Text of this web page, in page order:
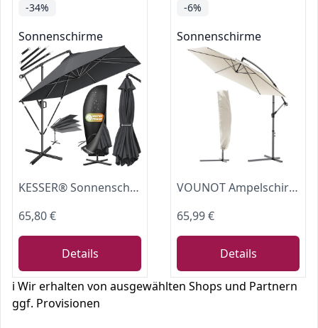
-34%
Sonnenschirme
KESSER® Sonnenschirm 250x250cm, Kurbelschirm, Sonnenschirm Balkon, Garten, Sonnenschutz, Gestell & Ständer aus Alu + Kurbel, UV-Schutz, wasserdicht + Windfest, 360° Funktion + Schutzhülle, Anthrazit
65,80 €
Details
-6%
Sonnenschirme
VOUNOT Ampelschirm 300 cm, Sonnenschirm mit Ständer, Kurbel, Windsicherung und Abdeckung, 360° drehbar & neigbar, Stabiler Gartenschirm für Terrasse, Balkon & Garten, Marktschirm UV-Schutz, Beige
65,99 €
Details
ℹ️ Wir erhalten von ausgewählten Shops und Partnern
ggf. Provisionen